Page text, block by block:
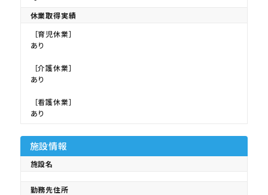
休業取得実績
［育児休業］
あり
［介護休業］
あり
［看護休業］
あり
施設情報
施設名
勤務先住所